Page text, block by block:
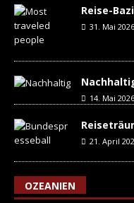
Reise-
31. Mai 2026
14. Mai 2026
21. April
OZEANIEN